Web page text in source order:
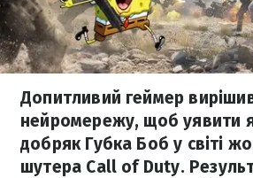
Допитливий геймер
нейромережу, щоб уявити
добряк Губка Боб у світі
шутера Call of Duty.